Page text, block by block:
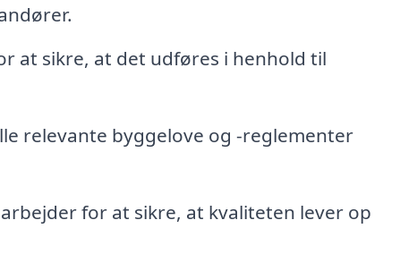
at sikre, at det udføres i henhold til
relevante byggelove og -reglementer
for at sikre, at kvaliteten lever op